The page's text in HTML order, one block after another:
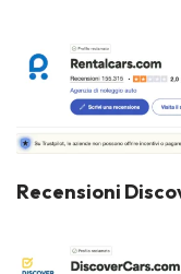
Recensioni